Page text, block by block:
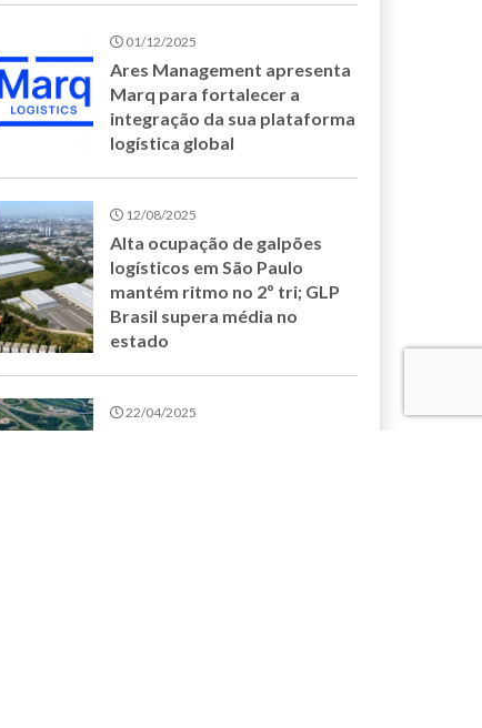
01/12/2025
Ares Management apresenta
Marq para fortalecer a
integração da sua plataforma
logística global
12/08/2025
Alta ocupação de galpões
logísticos em São Paulo
mantém ritmo no 2º tri; GLP
Brasil supera média no
estado
22/04/2025